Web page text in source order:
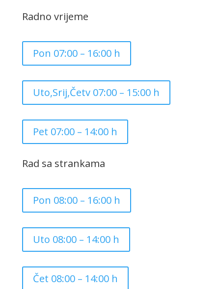
Radno vrijeme
Pon 07:00 – 16:00 h
Uto,Srij,Četv 07:00 – 15:00 h
Pet 07:00 – 14:00 h
Rad sa strankama
Pon 08:00 – 16:00 h
Uto 08:00 – 14:00 h
Čet 08:00 – 14:00 h